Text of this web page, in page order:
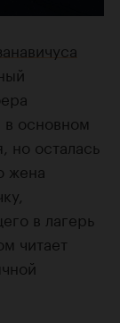
в основном
но осталась
жена
в лагерь
читает